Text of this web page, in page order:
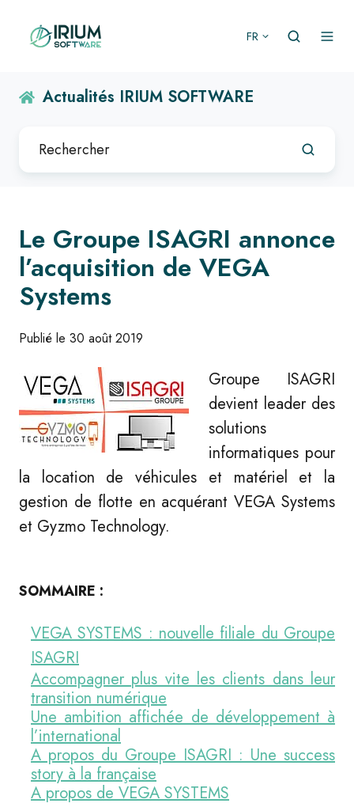
FR
Actualités IRIUM SOFTWARE
Le Groupe ISAGRI annonce
l’acquisition de VEGA
Systems
Publié le 30 août 2019
Groupe ISAGRI
devient leader des
solutions
informatiques pour
la location de véhicules et matériel et la
gestion de flotte en acquérant VEGA Systems
et Gyzmo Technology.
SOMMAIRE :
VEGA SYSTEMS : nouvelle filiale du Groupe
ISAGRI
Accompagner plus vite les clients dans leur
transition numérique
Une ambition affichée de développement à
l’international
A propos du Groupe ISAGRI : Une success
story à la française
A propos de VEGA SYSTEMS